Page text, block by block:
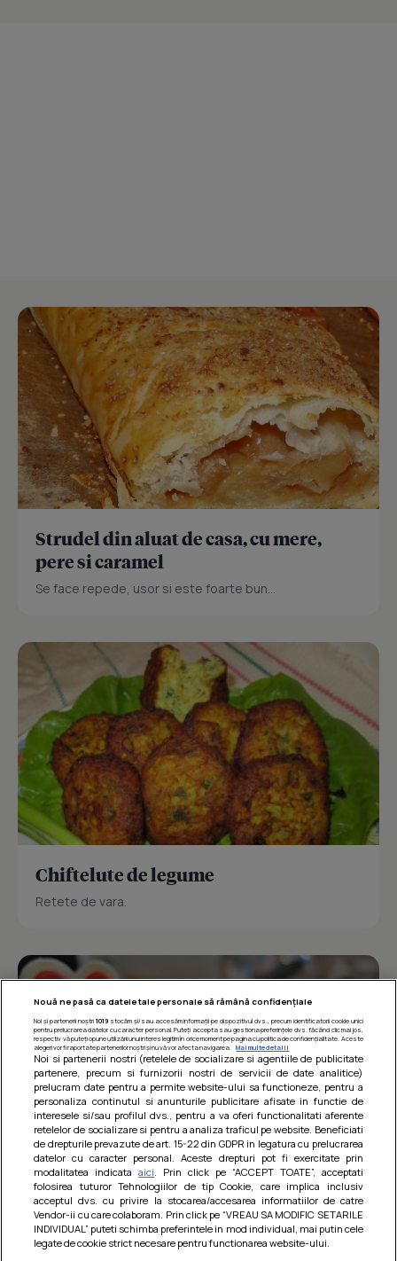
Strudel din aluat de casa, cu mere,
pere si caramel
Se face repede, usor si este foarte bun...
Chiftelute de legume
Retete de vara.
Barcute din vinete cu arpagic rosu
Un deliciu usor de preparat!
Nouă ne pasă ca datele tale personale să rămână confidențiale
Noi și partenerii noștri 1019stocăm și/sau accesăm informații pe dispozitivul dvs., precum identificatorii cookie unici
pentru prelucrarea datelor cu caracter personal. Puteți accepta sau gestiona preferințele dvs. făcând clic mai jos,
respectiv vă puteți opune utilizării unui interes legitim în orice moment pe pagina cu politica de confidențialitate. Aceste
alegeri vor fi raportate partenerilor noștri și nu vă vor afecta navigarea.
Mai multe detalii
Noi si partenerii nostri (retelele de socializare si agentiile de publicitate
partenere, precum si furnizorii nostri de servicii de date analitice)
prelucram date pentru a permite website-ului sa functioneze, pentru a
personaliza continutul si anunturile publicitare afisate in functie de
interesele si/sau profilul dvs., pentru a va oferi functionalitati aferente
retelelor de socializare si pentru a analiza traficul pe website. Beneficiati
de drepturile prevazute de art. 15-22 din GDPR in legatura cu prelucrarea
datelor cu caracter personal. Aceste drepturi pot fi exercitate prin
modalitatea indicataaici . Prin click pe “ACCEPT TOATE”, acceptati
folosirea tuturor Tehnologiilor de tip Cookie, care implica inclusiv
acceptul dvs. cu privire la stocarea/accesarea informatiilor de catre
Vendor-ii cu care colaboram. Prin click pe “VREAU SA MODIFIC SETARILE
INDIVIDUAL” puteti schimba preferintele in mod individual, mai putin cele
legate de cookie strict necesare pentru functionarea website-ului.